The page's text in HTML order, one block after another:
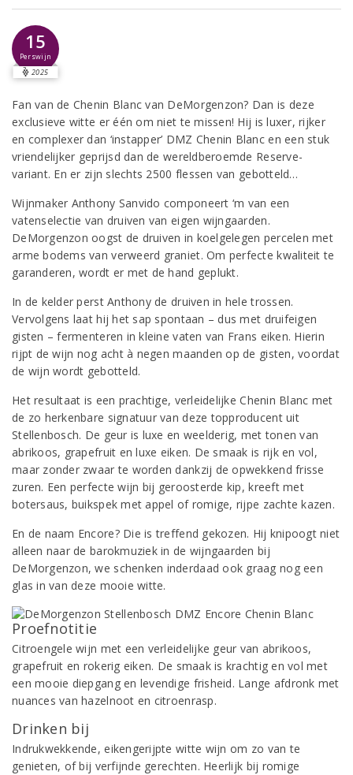
15
Perswijn
2025
Fan van de Chenin Blanc van DeMorgenzon? Dan is deze
exclusieve witte er één om niet te missen! Hij is luxer, rijker
en complexer dan ‘instapper’ DMZ Chenin Blanc en een stuk
vriendelijker geprijsd dan de wereldberoemde Reserve-
variant. En er zijn slechts 2500 flessen van gebotteld…
Wijnmaker Anthony Sanvido componeert ‘m van een
vatenselectie van druiven van eigen wijngaarden.
DeMorgenzon oogst de druiven in koelgelegen percelen met
arme bodems van verweerd graniet. Om perfecte kwaliteit te
garanderen, wordt er met de hand geplukt.
In de kelder perst Anthony de druiven in hele trossen.
Vervolgens laat hij het sap spontaan – dus met druifeigen
gisten – fermenteren in kleine vaten van Frans eiken. Hierin
rijpt de wijn nog acht à negen maanden op de gisten, voordat
de wijn wordt gebotteld.
Het resultaat is een prachtige, verleidelijke Chenin Blanc met
de zo herkenbare signatuur van deze topproducent uit
Stellenbosch. De geur is luxe en weelderig, met tonen van
abrikoos, grapefruit en luxe eiken. De smaak is rijk en vol,
maar zonder zwaar te worden dankzij de opwekkend frisse
zuren. Een perfecte wijn bij geroosterde kip, kreeft met
botersaus, buikspek met appel of romige, rijpe zachte kazen.
En de naam Encore? Die is treffend gekozen. Hij knipoogt niet
alleen naar de barokmuziek in de wijngaarden bij
DeMorgenzon, we schenken inderdaad ook graag nog een
glas in van deze mooie witte.
Proefnotitie
Citroengele wijn met een verleidelijke geur van abrikoos,
grapefruit en rokerig eiken. De smaak is krachtig en vol met
een mooie diepgang en levendige frisheid. Lange afdronk met
nuances van hazelnoot en citroenrasp.
Drinken bij
Indrukwekkende, eikengerijpte witte wijn om zo van te
genieten, of bij verfijnde gerechten. Heerlijk bij romige